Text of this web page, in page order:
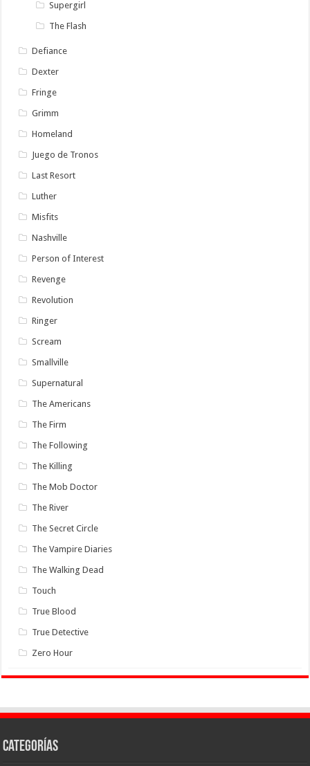
Supergirl
The Flash
Defiance
Dexter
Fringe
Grimm
Homeland
Juego de Tronos
Last Resort
Luther
Misfits
Nashville
Person of Interest
Revenge
Revolution
Ringer
Scream
Smallville
Supernatural
The Americans
The Firm
The Following
The Killing
The Mob Doctor
The River
The Secret Circle
The Vampire Diaries
The Walking Dead
Touch
True Blood
True Detective
Zero Hour
Categorías